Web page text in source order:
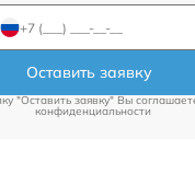
Оставить заявку
"Оставить заявку" Вы
конфиденциальности